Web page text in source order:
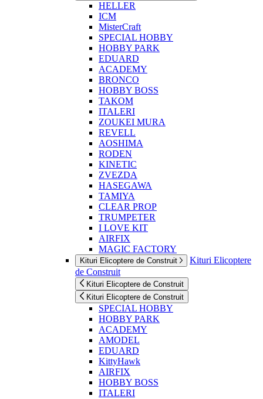
HELLER
ICM
MisterCraft
SPECIAL HOBBY
HOBBY PARK
EDUARD
ACADEMY
BRONCO
HOBBY BOSS
TAKOM
ITALERI
ZOUKEI MURA
REVELL
AOSHIMA
RODEN
KINETIC
ZVEZDA
HASEGAWA
TAMIYA
CLEAR PROP
TRUMPETER
I LOVE KIT
AIRFIX
MAGIC FACTORY
Kituri Elicoptere de Construit
Kituri Elicoptere
de Construit
Kituri Elicoptere de Construit
Kituri Elicoptere de Construit
SPECIAL HOBBY
HOBBY PARK
ACADEMY
AMODEL
EDUARD
KittyHawk
AIRFIX
HOBBY BOSS
ITALERI